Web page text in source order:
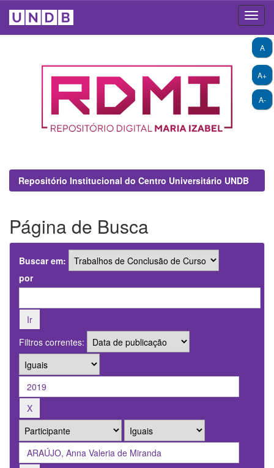
A+
A-
A
Repositório Institucional do Centro Universitário UNDB
Página de Busca
Buscar em:
por
Filtros correntes: